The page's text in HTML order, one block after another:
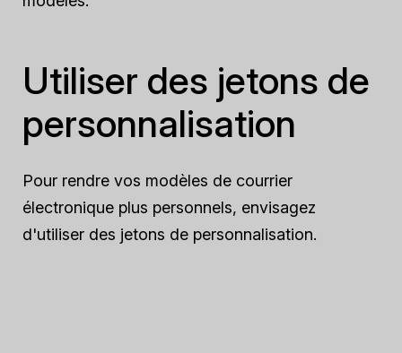
Utiliser des jetons de
personnalisation
Pour rendre vos modèles de courrier
électronique plus personnels, envisagez
d'utiliser des jetons de personnalisation.